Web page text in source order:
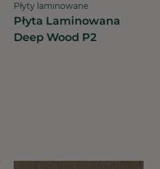
Płyty laminowane
Płyta Laminowana
Deep Wood P2